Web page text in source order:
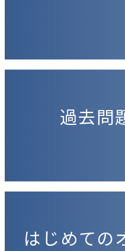
過去問
はじめての